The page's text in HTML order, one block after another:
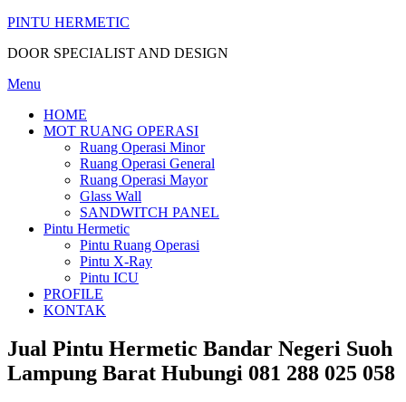
Skip
content
PINTU HERMETIC
DOOR SPECIALIST AND DESIGN
Menu
HOME
MOT RUANG OPERASI
Ruang Operasi Minor
Ruang Operasi General
Ruang Operasi Mayor
Glass Wall
SANDWITCH PANEL
Pintu Hermetic
Pintu Ruang Operasi
Pintu X-Ray
Pintu ICU
PROFILE
KONTAK
Jual Pintu Hermetic Bandar Negeri Suoh
Lampung Barat Hubungi 081 288 025 058